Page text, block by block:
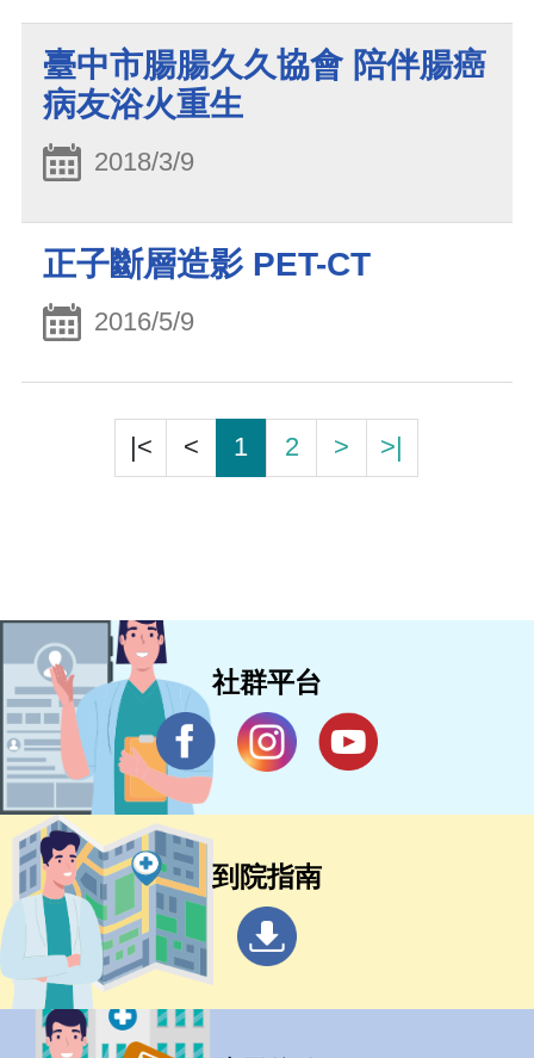
臺中市腸腸久久協會 陪伴腸癌
病友浴火重生
2018/3/9
正子斷層造影 PET-CT
2016/5/9
|< < 1 2 > >|
社群平台
到院指南